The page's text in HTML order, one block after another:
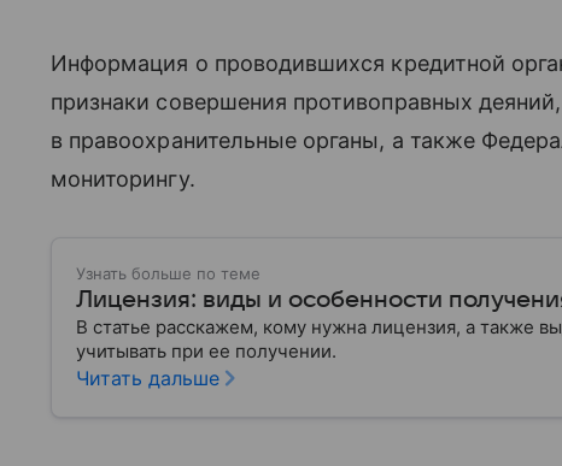
Информация о проводившихся кредитной
признаки совершения противоправных
в правоохранительные органы, а также
мониторингу.
Узнать больше по теме
Лицензия: виды и особенности
В статье расскажем, кому нужна лицензия, а также
учитывать при ее получении.
Читать дальше